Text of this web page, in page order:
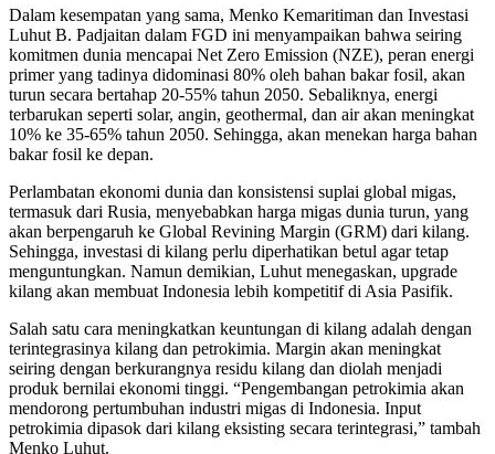
Dalam kesempatan yang sama, Menko Kemaritiman dan Investasi
Luhut B. Padjaitan dalam FGD ini menyampaikan bahwa seiring
komitmen dunia mencapai Net Zero Emission (NZE), peran energi
primer yang tadinya didominasi 80% oleh bahan bakar fosil, akan
turun secara bertahap 20-55% tahun 2050. Sebaliknya, energi
terbarukan seperti solar, angin, geothermal, dan air akan meningkat
10% ke 35-65% tahun 2050. Sehingga, akan menekan harga bahan
bakar fosil ke depan.
Perlambatan ekonomi dunia dan konsistensi suplai global migas,
termasuk dari Rusia, menyebabkan harga migas dunia turun, yang
akan berpengaruh ke Global Revining Margin (GRM) dari kilang.
Sehingga, investasi di kilang perlu diperhatikan betul agar tetap
menguntungkan. Namun demikian, Luhut menegaskan, upgrade
kilang akan membuat Indonesia lebih kompetitif di Asia Pasifik.
Salah satu cara meningkatkan keuntungan di kilang adalah dengan
terintegrasinya kilang dan petrokimia. Margin akan meningkat
seiring dengan berkurangnya residu kilang dan diolah menjadi
produk bernilai ekonomi tinggi. “Pengembangan petrokimia akan
mendorong pertumbuhan industri migas di Indonesia. Input
petrokimia dipasok dari kilang eksisting secara terintegrasi,” tambah
Menko Luhut.